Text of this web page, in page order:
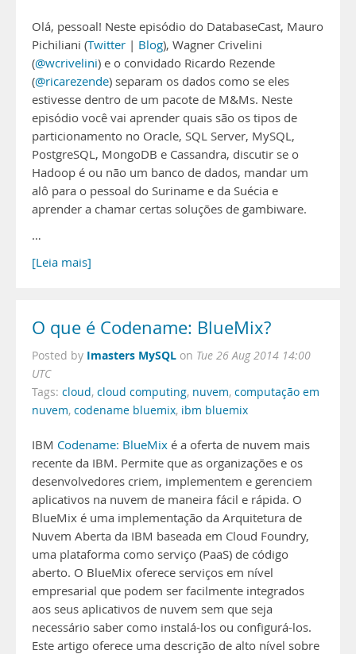
Olá, pessoal! Neste episódio do DatabaseCast, Mauro
Pichiliani (Twitter | Blog), Wagner Crivelini
(@wcrivelini) e o convidado Ricardo Rezende
(@ricarezende) separam os dados como se eles
estivesse dentro de um pacote de M&Ms. Neste
episódio você vai aprender quais são os tipos de
particionamento no Oracle, SQL Server, MySQL,
PostgreSQL, MongoDB e Cassandra, discutir se o
Hadoop é ou não um banco de dados, mandar um
alô para o pessoal do Suriname e da Suécia e
aprender a chamar certas soluções de gambiware.
…
[Leia mais]
O que é Codename: BlueMix?
Posted by Imasters MySQL on Tue 26 Aug 2014 14:00
UTC
Tags: cloud, cloud computing, nuvem, computação em
nuvem, codename bluemix, ibm bluemix
IBM Codename: BlueMix é a oferta de nuvem mais
recente da IBM. Permite que as organizações e os
desenvolvedores criem, implementem e gerenciem
aplicativos na nuvem de maneira fácil e rápida. O
BlueMix é uma implementação da Arquitetura de
Nuvem Aberta da IBM baseada em Cloud Foundry,
uma plataforma como serviço (PaaS) de código
aberto. O BlueMix oferece serviços em nível
empresarial que podem ser facilmente integrados
aos seus aplicativos de nuvem sem que seja
necessário saber como instalá-los ou configurá-los.
Este artigo oferece uma descrição de alto nível sobre